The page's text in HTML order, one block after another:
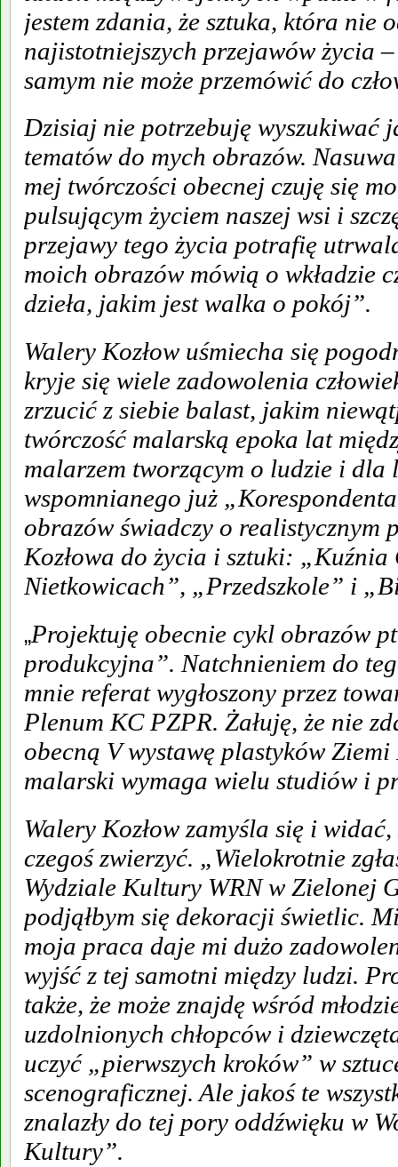
jestem zdania, że sztuka, która nie
najistotniejszych przejawów życia
samym nie może przemówić do
Dzisiaj nie potrzebuję wyszukiwać
tematów do mych obrazów.
mej twórczości obecnej czuję się
pulsującym życiem naszej wsi i
przejawy tego życia potrafię
moich obrazów mówią o wkładzie
dzieła, jakim jest walka o pokój”.
Walery Kozłow uśmiecha się
kryje się wiele zadowolenia
zrzucić z siebie balast, jakim
twórczość malarską epoka lat
malarzem tworzącym o ludzie i dla
wspomnianego już
obrazów świadczy o realistycznym
Kozłowa do życia i sztuki:
Nietkowicach”, „Przedszkole” i
„Projektuję obecnie cykl obrazów
produkcyjna”. Natchnieniem do
mnie referat wygłoszony przez
Plenum KC PZPR. Żałuję, że nie
obecną V wystawę plastyków
malarski wymaga wielu studiów i
Walery Kozłow zamyśla się i
czegoś zwierzyć. „Wielokrotnie
Wydziale Kultury WRN w Zielonej
podjąłbym się dekoracji świetlic.
moja praca daje mi dużo
wyjść z tej samotni między ludzi.
także, że może znajdę wśród
uzdolnionych chłopców i
uczyć „pierwszych kroków” w
scenograficznej. Ale jakoś te
znalazły do tej pory oddźwięku w
Kultury”.